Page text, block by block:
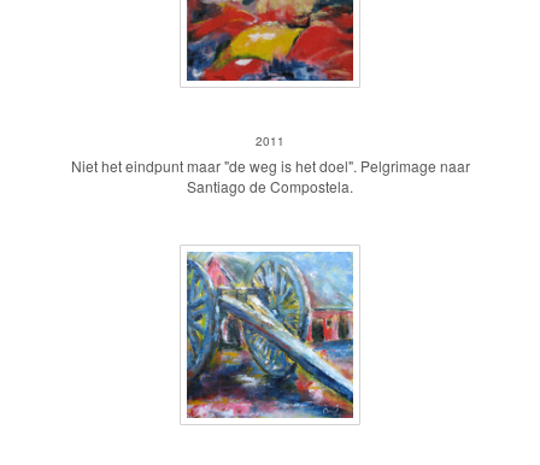
2011
Niet het eindpunt maar "de weg is het doel". Pelgrimage naar
Santiago de Compostela.